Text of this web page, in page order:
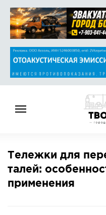
НОВОСТИ
СПРАВОЧНИК
Тележки для
талей:
применения